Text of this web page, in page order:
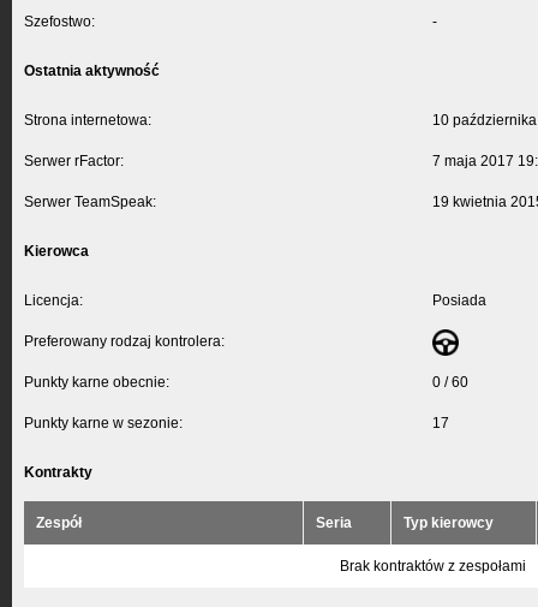
Szefostwo: -
Ostatnia aktywność
Strona internetowa: 10
Serwer rFactor: 7 maja 2017
Serwer TeamSpeak: 19 kwietnia
Kierowca
Licencja: Posiada
Preferowany rodzaj kontrolera:
Punkty karne obecnie: 0 / 60
Punkty karne w sezonie: 17
Kontrakty
Zespół Seria Typ kierowcy
Brak kontraktów z zespołami